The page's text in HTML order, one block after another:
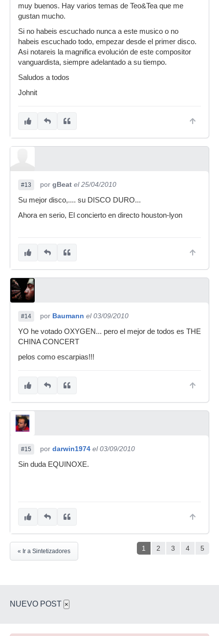
muy buenos. Hay varios temas de Teo&Tea que me
gustan mucho.
Si no habeis escuchado nunca a este musico o no
habeis escuchado todo, empezar desde el primer disco.
Asi notareis la magnifica evolución de este compositor
vanguardista, siempre adelantado a su tiempo.
Saludos a todos
Johnit
#13 por gBeat el 25/04/2010
Su mejor disco,.... su DISCO DURO...
Ahora en serio, El concierto en directo houston-lyon
#14 por Baumann el 03/09/2010
YO he votado OXYGEN... pero el mejor de todos es THE
CHINA CONCERT
pelos como escarpias!!!
#15 por darwin1974 el 03/09/2010
Sin duda EQUINOXE.
1 2 3 4 5
« Ir a Sintetizadores
NUEVO POST ×